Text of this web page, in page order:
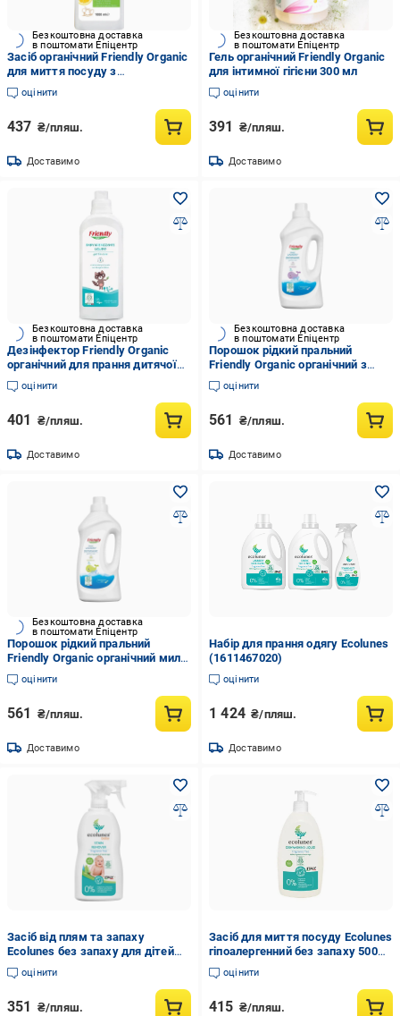
Безкоштовна доставка
в поштомати Епіцентр
Засіб органічний Friendly Organic
для миття посуду з
апельсиновою олією 1000 мл
оцінити
437 ₴/пляш.
Доставимо
Безкоштовна доставка
в поштомати Епіцентр
Гель органічний Friendly Organic
для інтимної гігієни 300 мл
оцінити
391 ₴/пляш.
Доставимо
Безкоштовна доставка
в поштомати Епіцентр
Дезінфектор Friendly Organic
органічний для прання дитячої
білизни 1000 мл
оцінити
401 ₴/пляш.
Доставимо
Безкоштовна доставка
в поштомати Епіцентр
Порошок рідкий пральний
Friendly Organic органічний з
лавандою 20 прань 1000 мл
оцінити
561 ₴/пляш.
Доставимо
Безкоштовна доставка
в поштомати Епіцентр
Порошок рідкий пральний
Friendly Organic органічний мило
20 прань 1000 мл
оцінити
561 ₴/пляш.
Доставимо
Набір для прання одягу Ecolunes
(1611467020)
оцінити
1 424 ₴/пляш.
Доставимо
Засіб від плям та запаху
Ecolunes без запаху для дітей
гіпоалергенний 300 мл
(1558218277)
оцінити
351 ₴/пляш.
Засіб для миття посуду Ecolunes
гіпоалергенний без запаху 500
мл (1558252638)
оцінити
415 ₴/пляш.